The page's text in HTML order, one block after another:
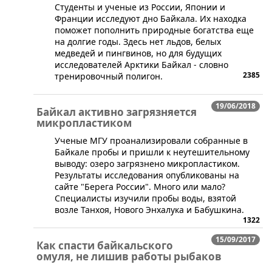
​Студенты и ученые из России, Японии и
Франции исследуют дно Байкала. Их находка
поможет пополнить природные богатства еще
на долгие годы. Здесь нет льдов, белых
медведей и пингвинов, но для будущих
исследователей Арктики Байкал - словно
тренировочный полигон.
2385
19/06/2018
Байкал активно загрязняется
микропластиком
​Ученые МГУ проанализировали собранные в
Байкале пробы и пришли к неутешительному
выводу: озеро загрязнено микропластиком.
Результаты исследования опубликованы на
сайте "Берега России". Много или мало?
Специалисты изучили пробы воды, взятой
возле Танхоя, Нового Энхалука и Бабушкина.
1322
15/09/2017
Как спасти байкальского
омуля, не лишив работы рыбаков